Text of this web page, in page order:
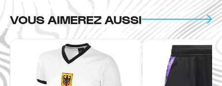
VOUS AIMEREZ AUSSI